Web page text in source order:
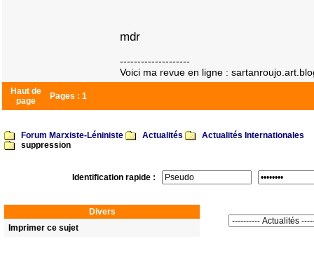
mdr
--------------------
Voici ma revue en ligne :
Haut de
page
Pages : 1
Forum Marxiste-Léniniste Actualités
Actualités Internationales
suppression
Identification rapide :
Divers
Imprimer ce sujet